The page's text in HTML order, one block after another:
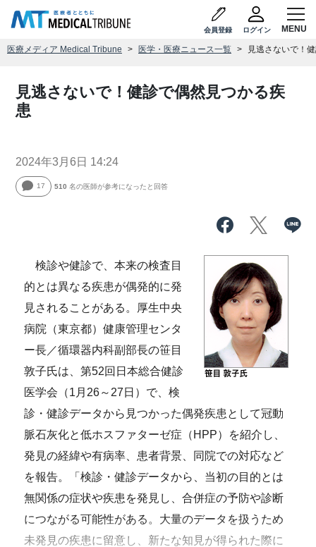
会員登録 ログイン
医療メディア Medical Tribune 医学・医療ニュース一覧 見逃さないで！
見逃さないで！健診で偶然見つかる疾
患
2024年3月6日 14:24
17 510 名の医師が参考になったと回答
検診や健診で、本来の検査目
的とは異なる疾患が偶発的に発
見されることがある。厚生中央
病院（東京都）健康管理センタ
ー長／循環器内科副部長の笹目
敦子氏は、第52回日本総合健診
医学会（1月26～27日）で、検
診・健診データから見つかった偶発疾患として冠動
脈石灰化と低ホスファターゼ症（HPP）を紹介し、
発見の経緯や有病率、患者背景、同院での対応など
を報告。「検診・健診データから、当初の目的とは
無関係の症状や疾患を発見し、合併症の予防や診断
につながる可能性がある。大量のデータを扱うため
未発見の疾患に留意し、新たな知見が得られた際に